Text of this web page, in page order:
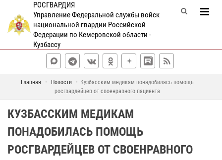
РОСГВАРДИЯ
Управление Федеральной службы войск
национальной гвардии Российской
Федерации по Кемеровской области -
Кузбассу
Главная Новости
Кузбасским медикам понадобилась помощь
росгвардейцев от своенравного пациента
КУЗБАССКИМ МЕДИКАМ
ПОНАДОБИЛАСЬ ПОМОЩЬ
РОСГВАРДЕЙЦЕВ ОТ СВОЕНРАВНОГО